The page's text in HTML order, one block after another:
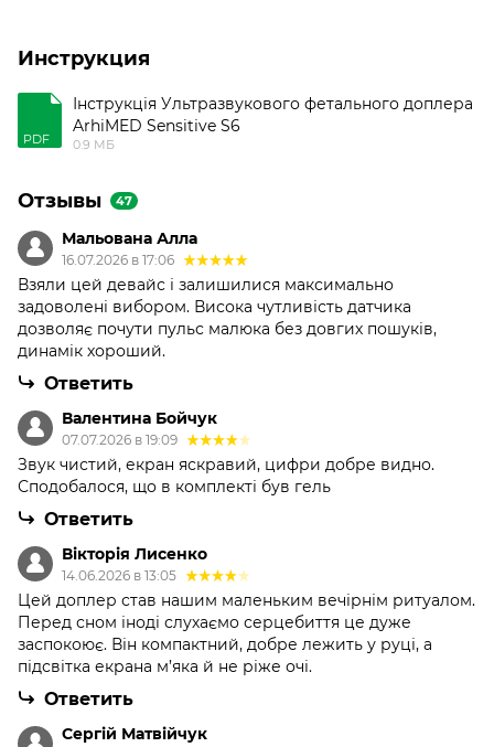
Инструкция
PDF
Інструкція Ультразвукового фетального доплера
ArhiMED Sensitive S6
0.9 МБ
Отзывы 47
Мальована Алла
16.07.2026 в 17:06
Взяли цей девайс і залишилися максимально
задоволені вибором. Висока чутливість датчика
дозволяє почути пульс малюка без довгих пошуків,
динамік хороший.
Ответить
Валентина Бойчук
07.07.2026 в 19:09
Звук чистий, екран яскравий, цифри добре видно.
Сподобалося, що в комплекті був гель
Ответить
Вікторія Лисенко
14.06.2026 в 13:05
Цей доплер став нашим маленьким вечірнім ритуалом.
Перед сном іноді слухаємо серцебиття це дуже
заспокоює. Він компактний, добре лежить у руці, а
підсвітка екрана м’яка й не ріже очі.
Ответить
Сергій Матвійчук